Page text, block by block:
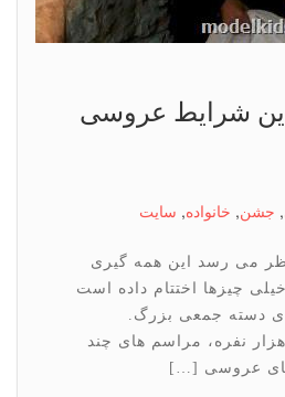
عروسی
, سایت
این همه گیری
اختتام داده است
جمعی بزرگ.
مراسم های چند
[…]